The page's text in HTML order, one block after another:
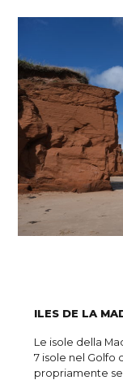
ILES DE LA
Le isole della
7 isole nel Golfo
propriamente